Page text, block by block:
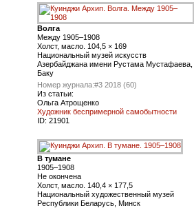
Волга
Между 1905–1908
Холст, масло. 104,5 × 169
Национальный музей искусств
Азербайджана имени Рустама Мустафаева,
Баку
Номер журнала:#3 2018 (60)
Из статьи:
Ольга Атрощенко
Художник беспримерной самобытности
ID: 21901
В тумане
1905–1908
Не окончена
Холст, масло. 140,4 × 177,5
Национальный художественный музей
Республики Беларусь, Минск